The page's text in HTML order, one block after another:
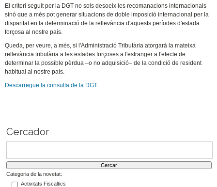
El criteri seguit per la DGT no sols desoeix les recomanacions internacionals
sinó que a més pot generar situacions de doble imposició internacional per la
disparitat en la determinació de la rellevància d'aquests períodes d'estada
forçosa al nostre país.
Queda, per veure, a més, si l'Administració Tributària atorgarà la mateixa
rellevància tributària a les estades forçoses a l'estranger a l'efecte de
determinar la possible pèrdua –o no adquisició– de la condició de resident
habitual al nostre país.
Descarregue la consulta de la DGT.
Cercador
Categoria de la novetat:
Activitats Fiscaltics